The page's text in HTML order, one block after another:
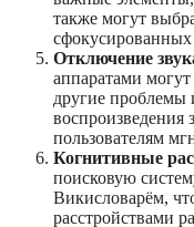
также могут
Отключение
аппаратами
другие проблемы
воспроизведения
пользователям
Когнитивные
поисковую
Викисловарём,
расстройствами